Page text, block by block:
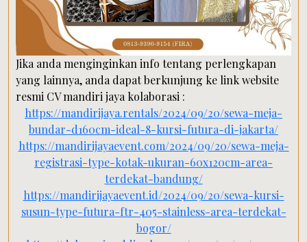
Jika anda menginginkan info tentang perlengkapan
yang lainnya, anda dapat berkunjung ke link website
resmi CV mandiri jaya kolaborasi :
https://mandirijaya.rentals/2024/09/20/sewa-meja-
bundar-d160cm-ideal-8-kursi-futura-di-jakarta/
https://mandirijayaevent.com/2024/09/20/sewa-meja-
registrasi-type-kotak-ukuran-60x120cm-area-
terdekat-bandung/
https://mandirijayaevent.id/2024/09/20/sewa-kursi-
susun-type-futura-ftr-405-stainless-area-terdekat-
bogor/